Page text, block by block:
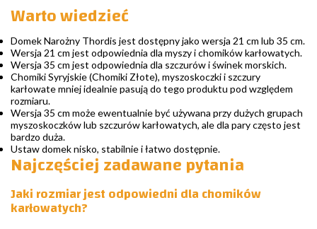
Warto wiedzieć
Domek Narożny Thordis jest dostępny jako wersja 21 cm lub 35 cm.
Wersja 21 cm jest odpowiednia dla myszy i chomików karłowatych.
Wersja 35 cm jest odpowiednia dla szczurów i świnek morskich.
Chomiki Syryjskie (Chomiki Złote), myszoskoczki i szczury
karłowate mniej idealnie pasują do tego produktu pod względem
rozmiaru.
Wersja 35 cm może ewentualnie być używana przy dużych grupach
myszoskoczków lub szczurów karłowatych, ale dla pary często jest
bardzo duża.
Ustaw domek nisko, stabilnie i łatwo dostępnie.
Najczęściej zadawane pytania
Jaki rozmiar jest odpowiedni dla chomików
karłowatych?